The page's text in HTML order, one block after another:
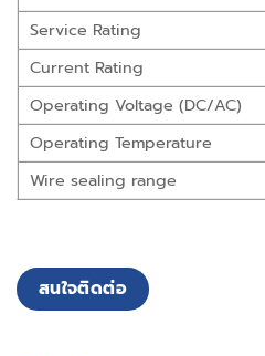
Service Rating
Current Rating
Operating Voltage (DC/AC)
Operating Temperature
Wire sealing range
สนใจติดต่อ